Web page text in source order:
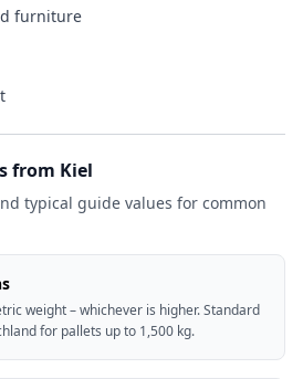
furniture
from Kiel
typical guide values for common
weight – whichever is higher. Standard
for pallets up to 1,500 kg.